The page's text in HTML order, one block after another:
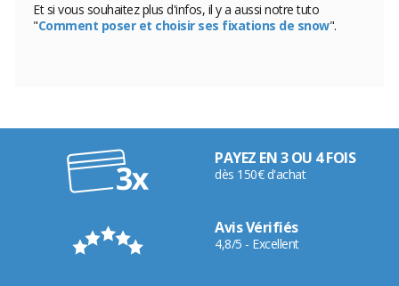
Et si vous souhaitez plus d'infos, il y a aussi notre tuto
"Comment poser et choisir ses fixations de snow".
PAYEZ EN 3 OU 4 FOIS
dès 150€ d'achat
Avis Vérifiés
4,8/5 - Excellent